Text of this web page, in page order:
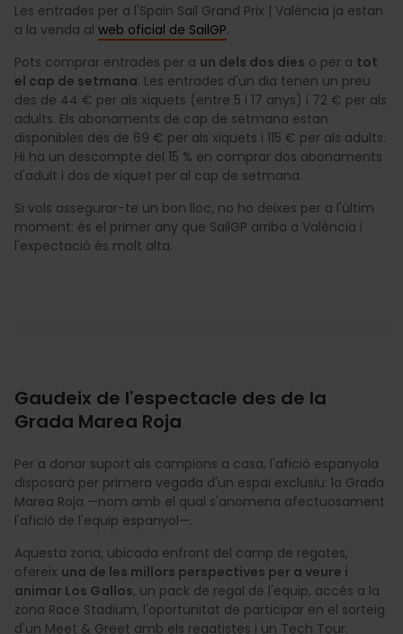
Les entrades per a l'Spain Sail Grand Prix | València ja estan
a la venda al web oficial de SailGP.
Pots comprar entrades per a un dels dos dies o per a tot
el cap de setmana. Les entrades d'un dia tenen un preu
des de 44 € per als xiquets (entre 5 i 17 anys) i 72 € per als
adults. Els abonaments de cap de setmana estan
disponibles des de 69 € per als xiquets i 115 € per als adults.
Hi ha un descompte del 15 % en comprar dos abonaments
d'adult i dos de xiquet per al cap de setmana.
Si vols assegurar-te un bon lloc, no ho deixes per a l'últim
moment: és el primer any que SailGP arriba a València i
l'expectació és molt alta.
Gaudeix de l'espectacle des de la
Grada Marea Roja
Per a donar suport als campions a casa, l'afició espanyola
disposarà per primera vegada d'un espai exclusiu: la Grada
Marea Roja —nom amb el qual s'anomena afectuosament
l'afició de l'equip espanyol—.
Aquesta zona, ubicada enfront del camp de regates,
ofereix una de les millors perspectives per a veure i
animar Los Gallos, un pack de regal de l'equip, accés a la
zona Race Stadium, l'oportunitat de participar en el sorteig
d'un Meet & Greet amb els regatistes i un Tech Tour.